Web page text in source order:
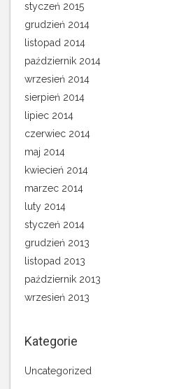
styczeń 2015
grudzień 2014
listopad 2014
październik 2014
wrzesień 2014
sierpień 2014
lipiec 2014
czerwiec 2014
maj 2014
kwiecień 2014
marzec 2014
luty 2014
styczeń 2014
grudzień 2013
listopad 2013
październik 2013
wrzesień 2013
Kategorie
Uncategorized